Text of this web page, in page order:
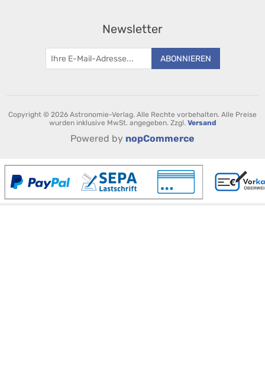
Newsletter
ABONNIEREN
Copyright © 2026 Astronomie-Verlag. Alle Rechte vorbehalten. Alle Preise
wurden inklusive MwSt. angegeben. Zzgl. Versand
Powered by nopCommerce